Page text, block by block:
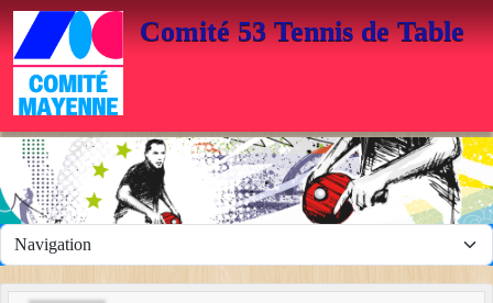
Comité 53 Tennis de Table
Panneau de gestion des cookies